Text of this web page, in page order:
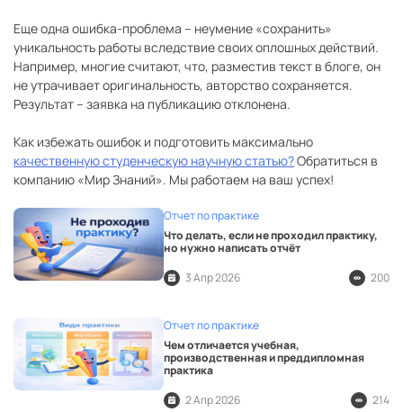
Еще одна ошибка-проблема – неумение «сохранить»
уникальность работы вследствие своих оплошных действий.
Например, многие считают, что, разместив текст в блоге, он
не утрачивает оригинальность, авторство сохраняется.
Результат – заявка на публикацию отклонена.
Как избежать ошибок и подготовить максимально
качественную студенческую научную статью?Обратиться в
компанию «Мир Знаний». Мы работаем на ваш успех!
Отчет по практике
Что делать, если не проходил практику,
но нужно написать отчёт
3 Апр 2026
200
Отчет по практике
Чем отличается учебная,
производственная и преддипломная
практика
2 Апр 2026
214